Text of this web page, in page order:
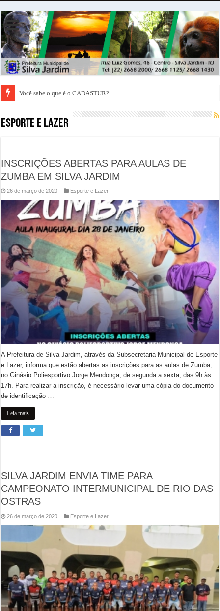
Você sabe o que é o CADASTUR?
Representantes da Caixa Econômica Federal vem a Silva Jardim conhecer
Esporte e Lazer
INSCRIÇÕES ABERTAS PARA AULAS DE
ZUMBA EM SILVA JARDIM
26 de março de 2020 Esporte e Lazer
A Prefeitura de Silva Jardim, através da Subsecretaria Municipal de Esporte
e Lazer, informa que estão abertas as inscrições para as aulas de Zumba,
no Ginásio Poliesportivo Jorge Mendonça, de segunda a sexta, das 9h às
17h. Para realizar a inscrição, é necessário levar uma cópia do documento
de identificação …
Leia mais
SILVA JARDIM ENVIA TIME PARA
CAMPEONATO INTERMUNICIPAL DE RIO DAS
OSTRAS
26 de março de 2020 Esporte e Lazer